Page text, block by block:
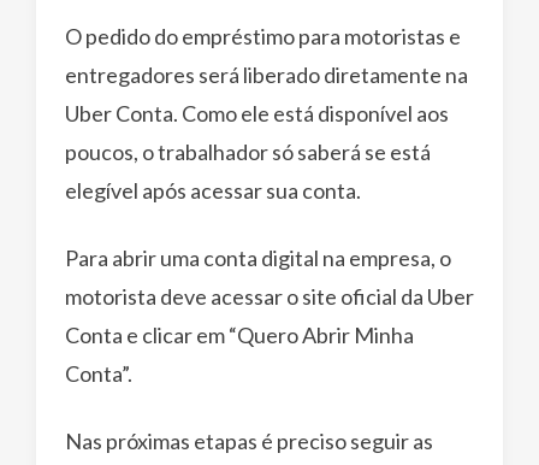
O pedido do empréstimo para motoristas e
entregadores será liberado diretamente na
Uber Conta. Como ele está disponível aos
poucos, o trabalhador só saberá se está
elegível após acessar sua conta.
Para abrir uma conta digital na empresa, o
motorista deve acessar o site oficial da Uber
Conta e clicar em “Quero Abrir Minha
Conta”.
Nas próximas etapas é preciso seguir as